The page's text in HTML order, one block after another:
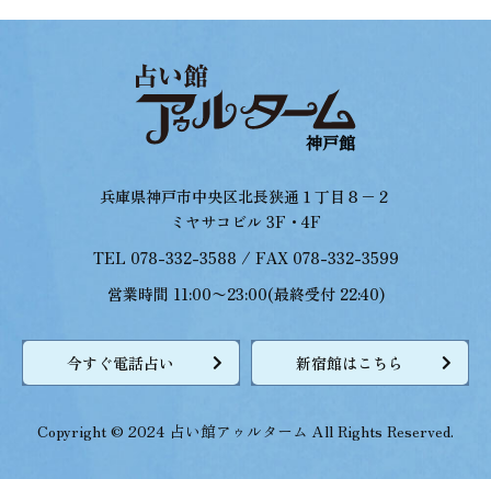
兵庫県神戸市中央区北長狭通１丁目８−２
ミヤサコビル 3F・4F
TEL 078-332-3588 / FAX 078-332-3599
営業時間 11:00〜23:00(最終受付 22:40)
今すぐ電話占い 新宿館はこちら
Copyright © 2024 占い館アゥルターム All Rights Reserved.